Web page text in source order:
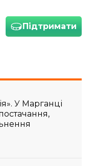
Підтримати
У Марганці